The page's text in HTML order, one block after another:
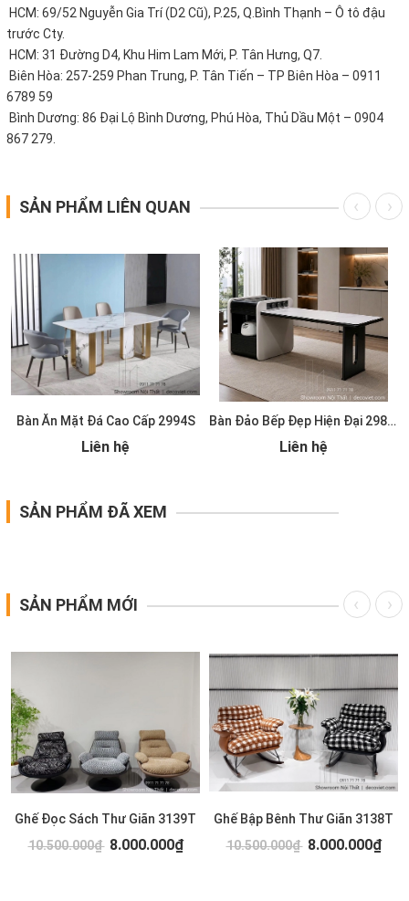
HCM: 69/52 Nguyễn Gia Trí (D2 Cũ), P.25, Q.Bình Thạnh – Ô tô đậu
trước Cty.
HCM: 31 Đường D4, Khu Him Lam Mới, P. Tân Hưng, Q7.
Biên Hòa: 257-259 Phan Trung, P. Tân Tiến – TP Biên Hòa – 0911
6789 59
Bình Dương: 86 Đại Lộ Bình Dương, Phú Hòa, Thủ Dầu Một – 0904
867 279.
SẢN PHẨM LIÊN QUAN
Bàn Ăn Mặt Đá Cao Cấp 2994S
Liên hệ
Bàn Đảo Bếp Đẹp Hiện Đại 2986S
Liên hệ
SẢN PHẨM ĐÃ XEM
SẢN PHẨM MỚI
Ghế Đọc Sách Thư Giãn 3139T
10.500.000₫ 8.000.000₫
Ghế Bập Bênh Thư Giãn 3138T
10.500.000₫ 8.000.000₫